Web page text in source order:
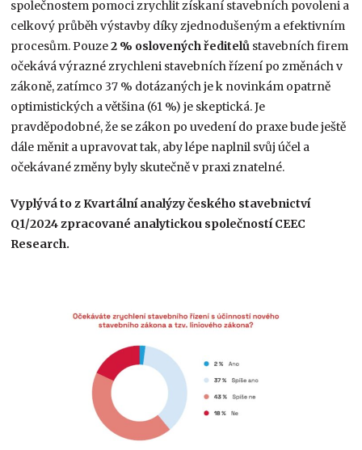
společnostem pomoci zrychlit získaní stavebních povoleni a
celkový průběh výstavby díky zjednodušeným a efektivním
procesům. Pouze2 % oslovených ředitelů stavebních firem
očekává výrazné zrychleni stavebních řízení po změnách v
zákoně, zatímco 37 % dotázaných je k novinkám opatrně
optimistických a většina (61 %) je skeptická. Je
pravděpodobné, že se zákon po uvedení do praxe bude ještě
dále měnit a upravovat tak, aby lépe naplnil svůj účel a
očekávané změny byly skutečně v praxi znatelné.
Vyplývá to z Kvartální analýzy českého stavebnictví
Q1/2024 zpracované analytickou společností CEEC
Research.